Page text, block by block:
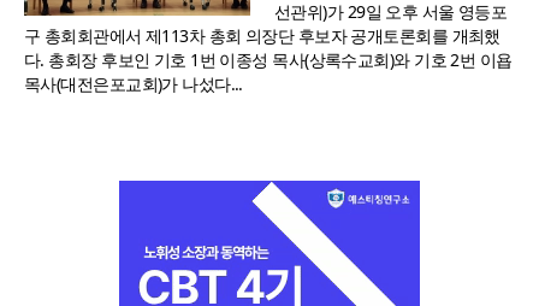
선관위)가 29일 오후 서울 영등포
구 총회회관에서 제113차 총회 의장단 후보자 공개토론회를 개최했
다. 총회장 후보인 기호 1번 이종성 목사(상록수교회)와 기호 2번 이욥
목사(대전은포교회)가 나섰다...